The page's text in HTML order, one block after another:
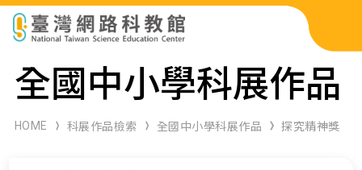
科展作品檢索
科學研習月刊
全國中小學科展作品
HOME 科展作品檢索 全國中小學科展作品 探究精神獎